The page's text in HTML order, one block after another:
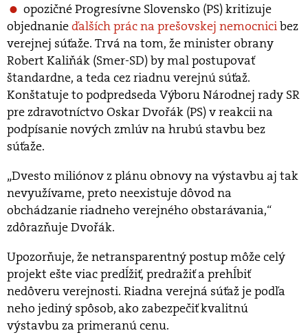
opozičné Progresívne Slovensko (PS) kritizuje
objednanieďalších prác na prešovskej nemocnicibez
verejnej súťaže. Trvá na tom, že minister obrany
Robert Kaliňák (Smer-SD) by mal postupovať
štandardne, a teda cez riadnu verejnú súťaž.
Konštatuje to podpredseda Výboru Národnej rady SR
pre zdravotníctvo Oskar Dvořák (PS) v reakcii na
podpísanie nových zmlúv na hrubú stavbu bez
súťaže.
„Dvesto miliónov z plánu obnovy na výstavbu aj tak
nevyužívame, preto neexistuje dôvod na
obchádzanie riadneho verejného obstarávania,“
zdôrazňuje Dvořák.
Upozorňuje, že netransparentný postup môže celý
projekt ešte viac predĺžiť, predražiť a prehĺbiť
nedôveru verejnosti. Riadna verejná súťaž je podľa
neho jediný spôsob, ako zabezpečiť kvalitnú
výstavbu za primeranú cenu.